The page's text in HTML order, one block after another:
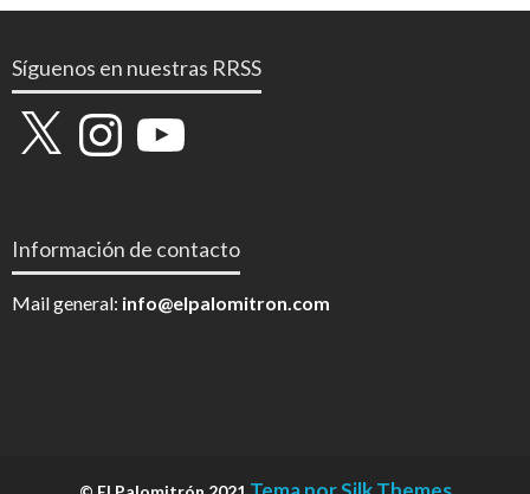
Síguenos en nuestras RRSS
X InstagramYouTube
Información de contacto
Mail general: info@elpalomitron.com